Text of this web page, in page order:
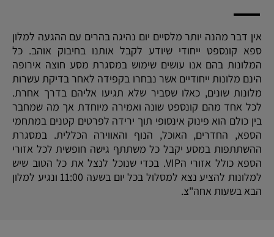
אין דבר מהנה יותר מלסיים יום נהיגה בהרים עם ההגעה למלון
ספא קונספט ייחודי שיודע לקבל אותנו בחיבוק אוהב. כל
המלונות בהם אנו עושים שימוש במסגרת מסע חוצה אירופה
הינם מלונות ייחודיים אשר נבחרו בקפידה לאחר בדיקת עשרות
מלונות שונים, כאלו שסביר שלא תגיעו אליהם בדרך אחרת.
לכל אחד מהם קונספט שונה ואמירה מיוחדת אך מה שמחבר
בין כולם הוא פינוק אינסופי תוך ירידה לפרטים קטנים במתחמי
הספא, החדרים, האוכל, הנוף והאווירה הכללית. במסגרת
ההשתתפות במסע יקבל כל משתתף גישה חופשית לכל אזורי
הספא כולל אזורי הVIP. בכדי שנוכל לנצל את כל הטוב שיש
למלונות להציע נצא למסלול בכל יום בשעה 11:00 ונגיע למלון
הבא בשעות אחה"צ.